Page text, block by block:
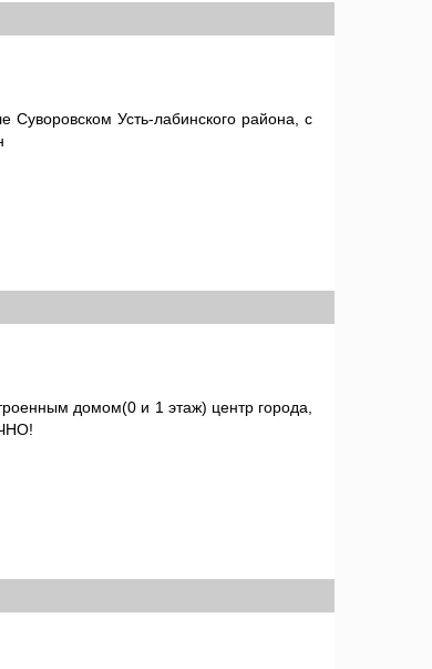
Суворовском Усть-лабинского района, с
домом(0 и 1 этаж) центр города,